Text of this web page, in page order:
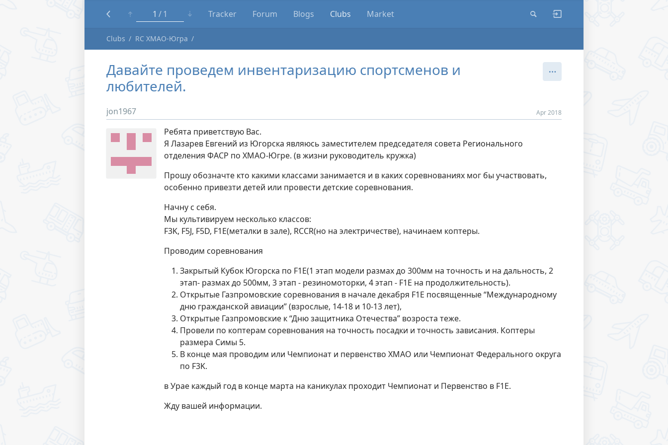
1 1 Tracker Forum Blogs Clubs Market
Clubs RC ХМАО-Югра
Давайте проведем инвентаризацию спортсменов и
любителей.
jon1967 Apr 2018
Ребята приветствую Вас.
Я Лазарев Евгений из Югорска являюсь заместителем председателя совета Регионального
отделения ФАСР по ХМАО-Югре. (в жизни руководитель кружка)
Прошу обозначте кто какими классами занимается и в каких соревнованиях мог бы участвовать,
особенно привезти детей или провести детские соревнования.
Начну с себя.
Мы культивируем несколько классов:
F3K, F5J, F5D, F1E(металки в зале), RCCR(но на электричестве), начинаем коптеры.
Проводим соревнования
Закрытый Кубок Югорска по F1E(1 этап модели размах до 300мм на точность и на дальность, 2
этап- размах до 500мм, 3 этап - резиномоторки, 4 этап - F1E на продолжительность).
Открытые Газпромовские соревнования в начале декабря F1E посвященные “Международному
дню гражданской авиации” (взрослые, 14-18 и 10-13 лет),
Открытые Газпромовские к “Дню защитника Отечества” возроста теже.
Провели по коптерам соревнования на точность посадки и точность зависания. Коптеры
размера Симы 5.
В конце мая проводим или Чемпионат и первенство ХМАО или Чемпионат Федерального округа
по F3K.
в Урае каждый год в конце марта на каникулах проходит Чемпионат и Первенство в F1E.
Жду вашей информации.